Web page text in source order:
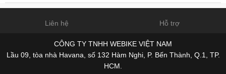
Liên hệ Hỗ trợ
CÔNG TY TNHH WEBIKE VIỆT NAM
Lầu 09, tòa nhà Havana, số 132 Hàm Nghi, P. Bến Thành, Q.1, TP.
HCM.